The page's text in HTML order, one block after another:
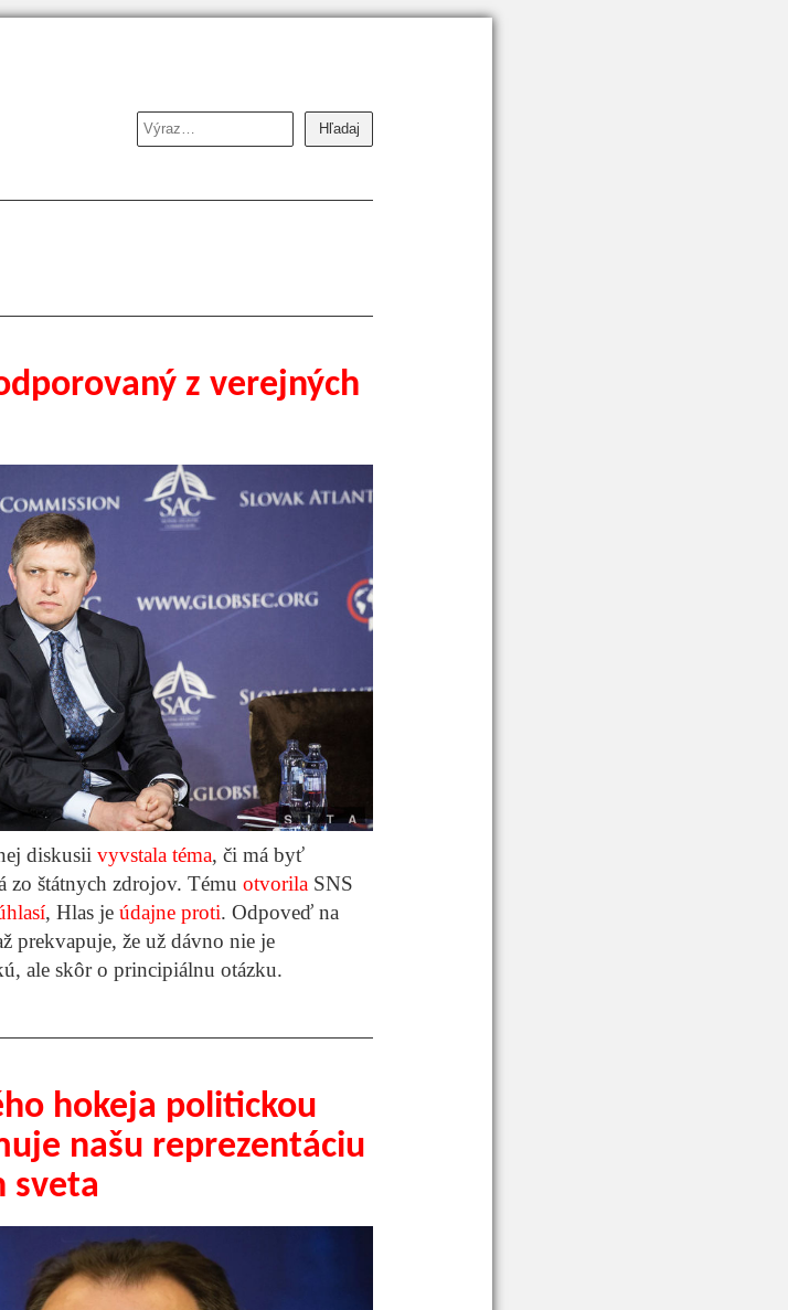
Hľadaj
z verejných
diskusii vyvstala téma, či má byť
zo štátnych zdrojov. Tému otvorila SNS
, Hlas je údajne proti. Odpoveď na
prekvapuje, že už dávno nie je
ale skôr o principiálnu otázku.
hokeja politickou
našu reprezentáciu
sveta